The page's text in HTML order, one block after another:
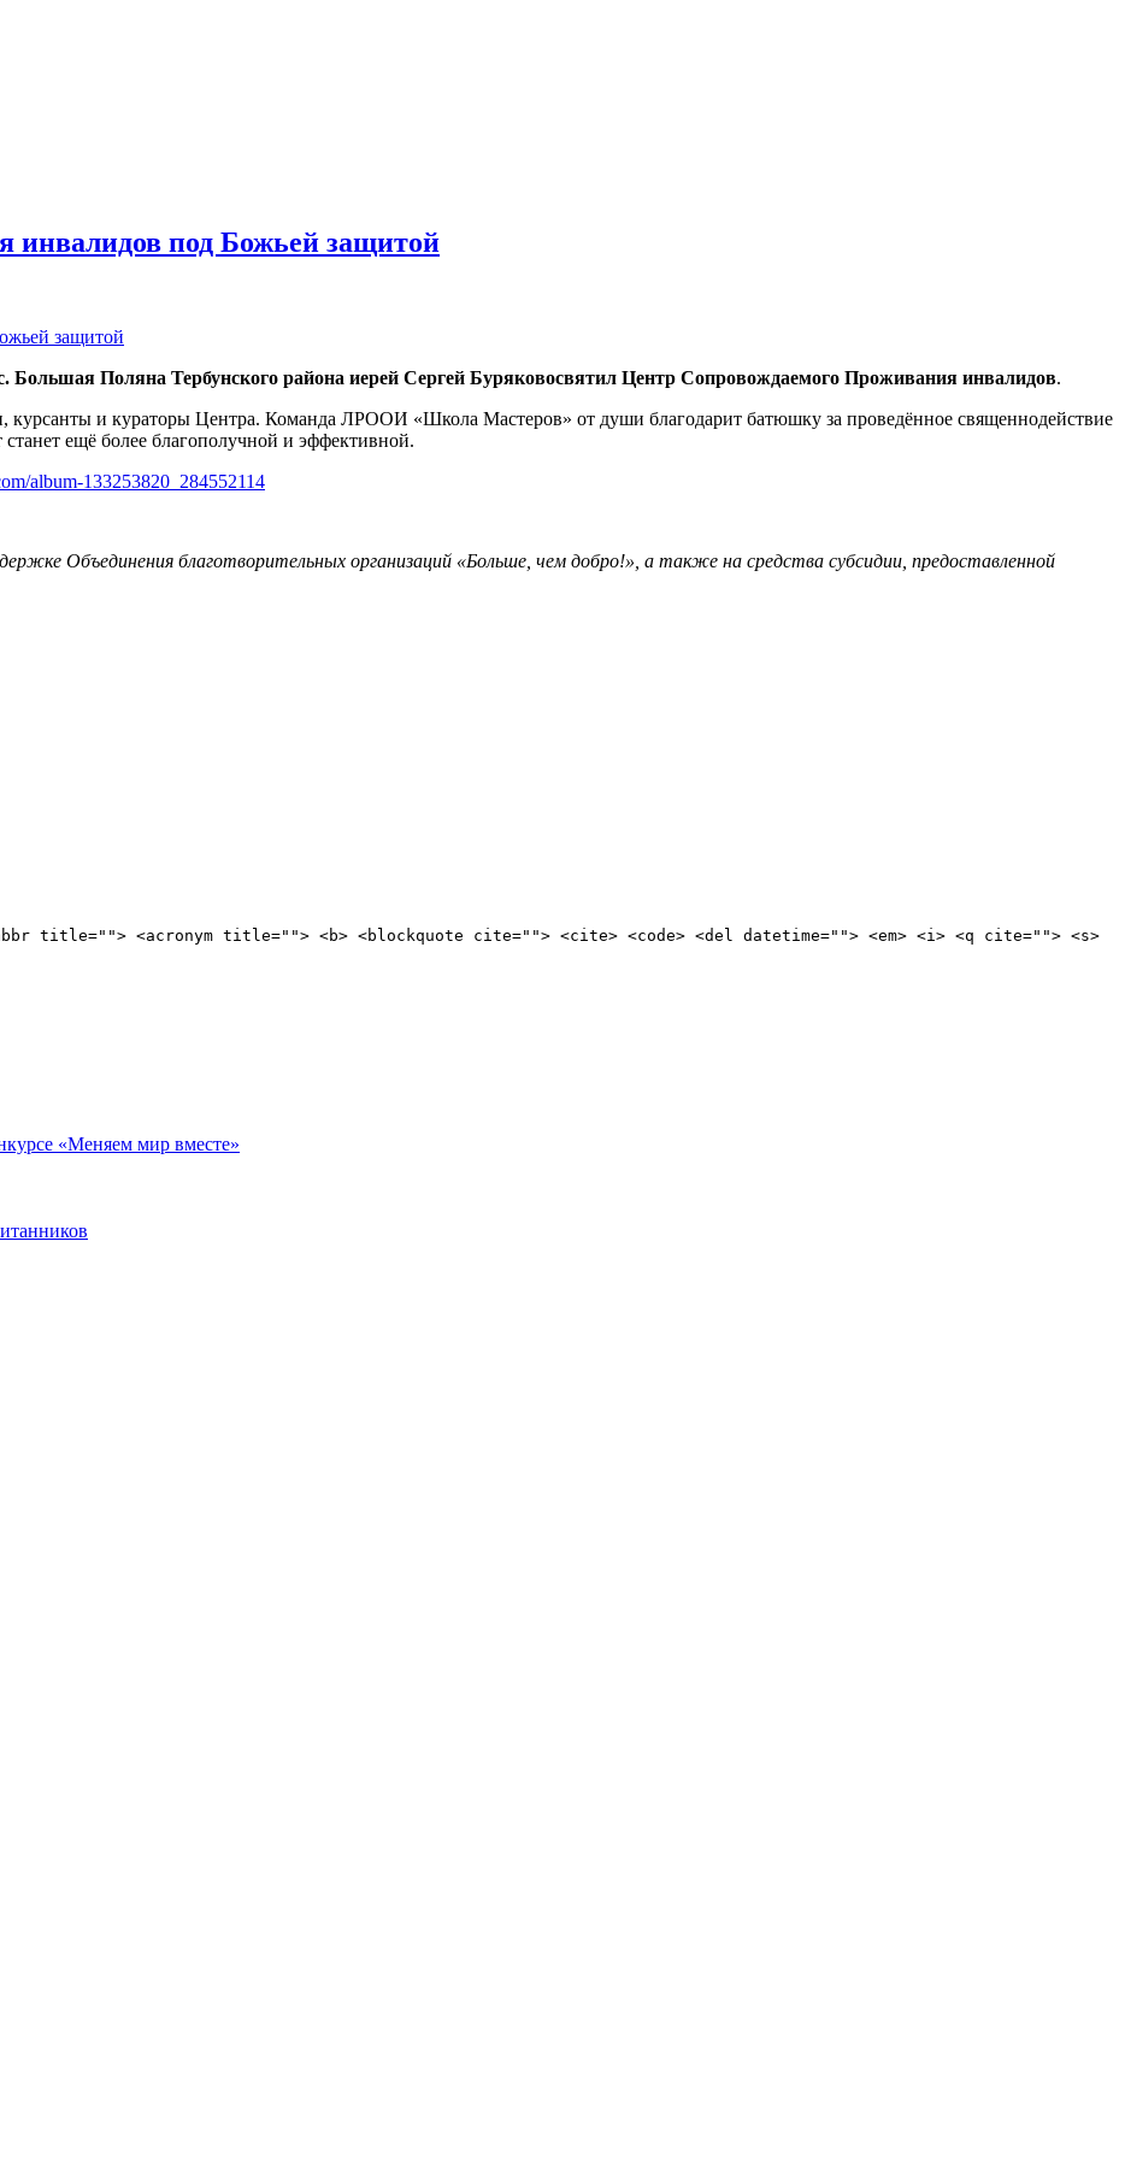
инвалидов под Божьей защитой
Большая Поляна Тербунского района иерей Сергей Буряковосвятил Центр Сопровождаемого Проживания инвалидов.
курсанты и кураторы Центра. Команда ЛРООИ «Школа Мастеров» от души благодарит батюшку за проведённое священнодействие
ещё более благополучной и эффективной.
album-133253820_284552114
Объединения благотворительных организаций «Больше, чем добро!», а также на средства субсидии, предоставленной
title=""> <acronym title=""> <b> <blockquote cite=""> <cite> <code> <del datetime=""> <em> <i> <q cite=""> <s>
«Меняем мир вместе»